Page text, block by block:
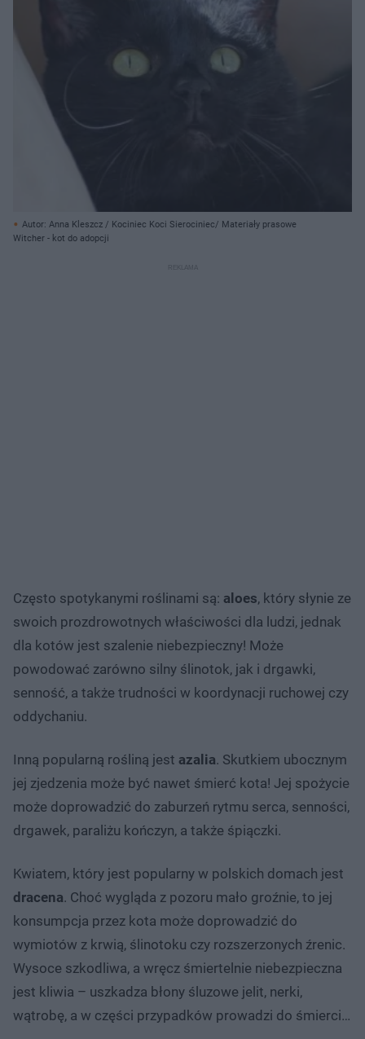
Autor: Anna Kleszcz / Kociniec Koci Sierociniec/ Materiały prasowe
Witcher - kot do adopcji
Często spotykanymi roślinami są: aloes, który słynie ze
swoich prozdrowotnych właściwości dla ludzi, jednak
dla kotów jest szalenie niebezpieczny! Może
powodować zarówno silny ślinotok, jak i drgawki,
senność, a także trudności w koordynacji ruchowej czy
oddychaniu.
Inną popularną rośliną jest azalia. Skutkiem ubocznym
jej zjedzenia może być nawet śmierć kota! Jej spożycie
może doprowadzić do zaburzeń rytmu serca, senności,
drgawek, paraliżu kończyn, a także śpiączki.
Kwiatem, który jest popularny w polskich domach jest
dracena. Choć wygląda z pozoru mało groźnie, to jej
konsumpcja przez kota może doprowadzić do
wymiotów z krwią, ślinotoku czy rozszerzonych źrenic.
Wysoce szkodliwa, a wręcz śmiertelnie niebezpieczna
jest kliwia – uszkadza błony śluzowe jelit, nerki,
wątrobę, a w części przypadków prowadzi do śmierci…